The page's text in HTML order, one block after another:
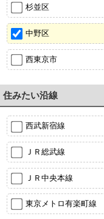
杉並区
中野区
西東京市
住みたい沿線
西武新宿線
ＪＲ総武線
ＪＲ中央本線
東京メトロ有楽町線